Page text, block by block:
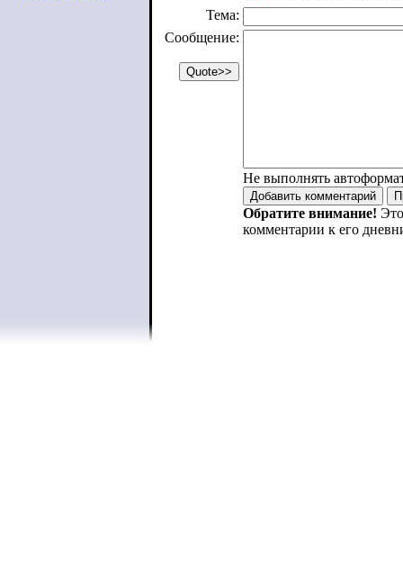
Тема:
Сообщение:
Не выполнять
Обратите внимание!
комментарии к его